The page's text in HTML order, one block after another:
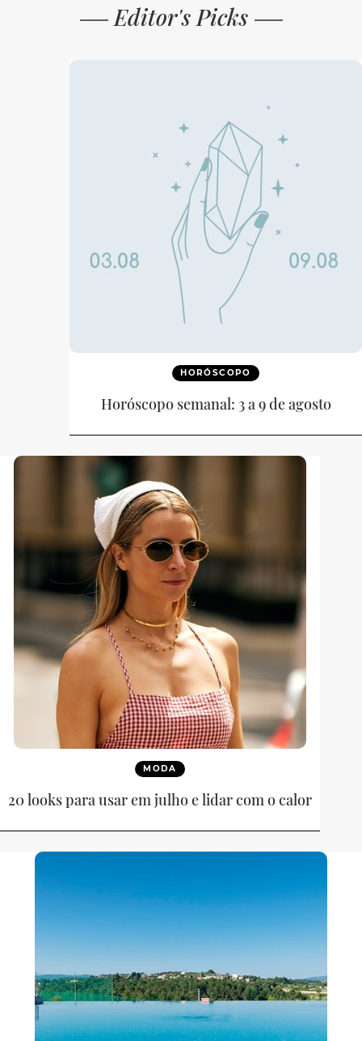
Editor's Picks
HORÓSCOPO
Horóscopo semanal: 3 a 9 de agosto
MODA
20 looks para usar em julho e lidar com o calor